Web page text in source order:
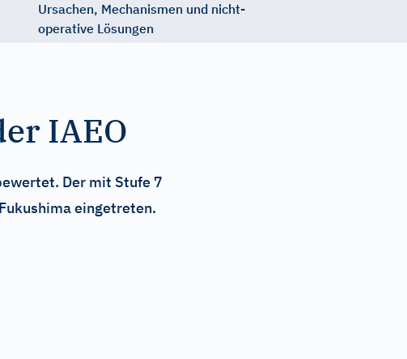
Ursachen, Mechanismen und nicht-
operative Lösungen
IAEO
Der mit Stufe 7
eingetreten.